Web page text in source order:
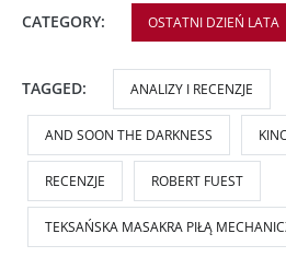
CATEGORY: OSTATNI DZIEŃ LATA
TAGGED: ANALIZY I RECENZJE
AND SOON THE DARKNESS
RECENZJE ROBERT FUEST
TEKSAŃSKA MASAKRA PIŁĄ